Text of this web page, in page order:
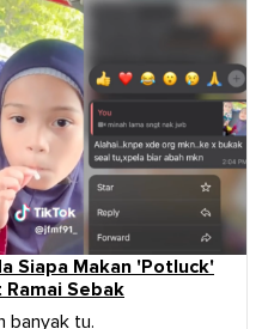
Siapa Makan 'Potluck'
Ramai Sebak
banyak tu.